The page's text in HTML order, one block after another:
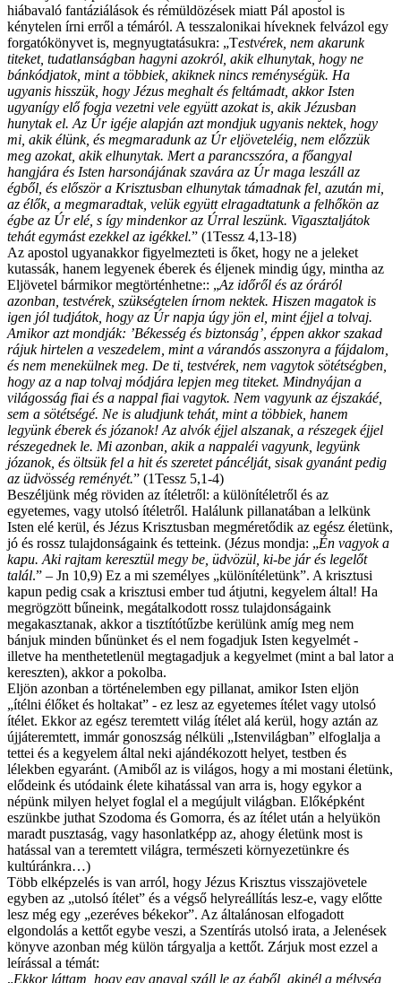
hiábavaló fantáziálások és rémüldözések miatt Pál apostol is
kénytelen írni erről a témáról. A tesszalonikai híveknek felvázol egy
forgatókönyvet is, megnyugtatásukra: „Testvérek, nem akarunk
titeket, tudatlanságban hagyni azokról, akik elhunytak, hogy ne
bánkódjatok, mint a többiek, akiknek nincs reménységük. Ha
ugyanis hisszük, hogy Jézus meghalt és feltámadt, akkor Isten
ugyanígy elő fogja vezetni vele együtt azokat is, akik Jézusban
hunytak el. Az Úr igéje alapján azt mondjuk ugyanis nektek, hogy
mi, akik élünk, és megmaradunk az Úr eljöveteléig, nem előzzük
meg azokat, akik elhunytak. Mert a parancsszóra, a főangyal
hangjára és Isten harsonájának szavára az Úr maga leszáll az
égből, és először a Krisztusban elhunytak támadnak fel, azután mi,
az élők, a megmaradtak, velük együtt elragadtatunk a felhőkön az
égbe az Úr elé, s így mindenkor az Úrral leszünk. Vigasztaljátok
tehát egymást ezekkel az igékkel.” (1Tessz 4,13-18)
Az apostol ugyanakkor figyelmezteti is őket, hogy ne a jeleket
kutassák, hanem legyenek éberek és éljenek mindig úgy, mintha az
Eljövetel bármikor megtörténhetne:: „Az időről és az óráról
azonban, testvérek, szükségtelen írnom nektek. Hiszen magatok is
igen jól tudjátok, hogy az Úr napja úgy jön el, mint éjjel a tolvaj.
Amikor azt mondják: ’Békesség és biztonság’, éppen akkor szakad
rájuk hirtelen a veszedelem, mint a várandós asszonyra a fájdalom,
és nem menekülnek meg. De ti, testvérek, nem vagytok sötétségben,
hogy az a nap tolvaj módjára lepjen meg titeket. Mindnyájan a
világosság fiai és a nappal fiai vagytok. Nem vagyunk az éjszakáé,
sem a sötétségé. Ne is aludjunk tehát, mint a többiek, hanem
legyünk éberek és józanok! Az alvók éjjel alszanak, a részegek éjjel
részegednek le. Mi azonban, akik a nappaléi vagyunk, legyünk
józanok, és öltsük fel a hit és szeretet páncélját, sisak gyanánt pedig
az üdvösség reményét.” (1Tessz 5,1-4)
Beszéljünk még röviden az ítéletről: a különítéletről és az
egyetemes, vagy utolsó ítéletről. Halálunk pillanatában a lelkünk
Isten elé kerül, és Jézus Krisztusban megméretődik az egész életünk,
jó és rossz tulajdonságaink és tetteink. (Jézus mondja: „Én vagyok a
kapu. Aki rajtam keresztül megy be, üdvözül, ki-be jár és legelőt
talál.” – Jn 10,9) Ez a mi személyes „különítéletünk”. A krisztusi
kapun pedig csak a krisztusi ember tud átjutni, kegyelem által! Ha
megrögzött bűneink, megátalkodott rossz tulajdonságaink
megakasztanak, akkor a tisztítótűzbe kerülünk amíg meg nem
bánjuk minden bűnünket és el nem fogadjuk Isten kegyelmét -
illetve ha menthetetlenül megtagadjuk a kegyelmet (mint a bal lator a
kereszten), akkor a pokolba.
Eljön azonban a történelemben egy pillanat, amikor Isten eljön
„ítélni élőket és holtakat” - ez lesz az egyetemes ítélet vagy utolsó
ítélet. Ekkor az egész teremtett világ ítélet alá kerül, hogy aztán az
újjáteremtett, immár gonoszság nélküli „Istenvilágban” elfoglalja a
tettei és a kegyelem által neki ajándékozott helyet, testben és
lélekben egyaránt. (Amiből az is világos, hogy a mi mostani életünk,
elődeink és utódaink élete kihatással van arra is, hogy egykor a
népünk milyen helyet foglal el a megújult világban. Előképként
eszünkbe juthat Szodoma és Gomorra, és az ítélet után a helyükön
maradt pusztaság, vagy hasonlatképp az, ahogy életünk most is
hatással van a teremtett világra, természeti környezetünkre és
kultúránkra…)
Több elképzelés is van arról, hogy Jézus Krisztus visszajövetele
egyben az „utolsó ítélet” és a végső helyreállítás lesz-e, vagy előtte
lesz még egy „ezeréves békekor”. Az általánosan elfogadott
elgondolás a kettőt egybe veszi, a Szentírás utolsó irata, a Jelenések
könyve azonban még külön tárgyalja a kettőt. Zárjuk most ezzel a
leírással a témát:
„Ekkor láttam, hogy egy angyal száll le az égből, akinél a mélység